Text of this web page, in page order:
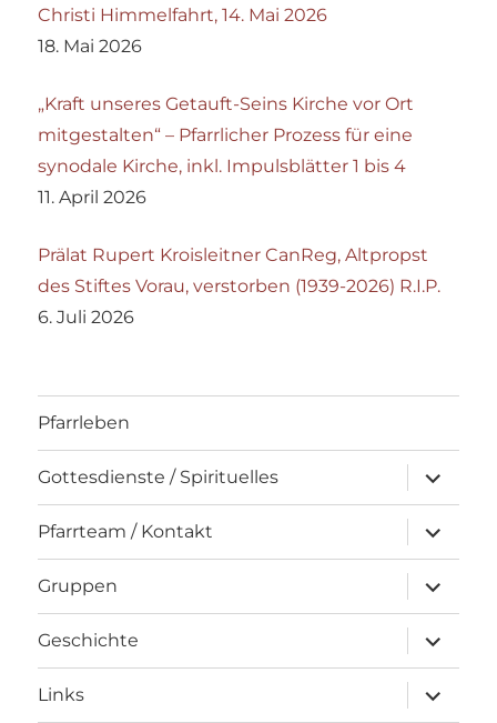
Christi Himmelfahrt, 14. Mai 2026
18. Mai 2026
„Kraft unseres Getauft-Seins Kirche vor Ort
mitgestalten“ – Pfarrlicher Prozess für eine
synodale Kirche, inkl. Impulsblätter 1 bis 4
11. April 2026
Prälat Rupert Kroisleitner CanReg, Altpropst
des Stiftes Vorau, verstorben (1939-2026) R.I.P.
6. Juli 2026
Pfarrleben
Gottesdienste / Spirituelles
öffnen
Pfarrteam / Kontakt
öffnen
Gruppen
öffnen
Geschichte
öffnen
Links
öffnen